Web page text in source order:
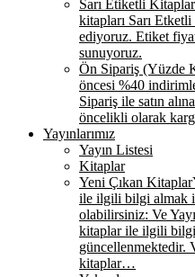
Sarı Etiketli Kitaplar
kitapları Sarı
ediyoruz. Etiket
sunuyoruz.
Ön Sipariş (Yüzde
öncesi %40
Sipariş ile satın
öncelikli olarak
Yayınlarımız
Yayın Listesi
Kitaplar
Yeni Çıkan Kitaplar
ile ilgili bilgi almak
olabilirsiniz: Ve
kitaplar ile ilgili
güncellenmektedir.
kitaplar…